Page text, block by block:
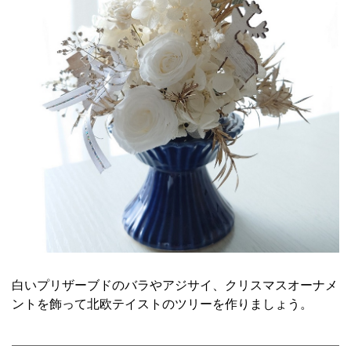
白いプリザーブドのバラやアジサイ、クリスマスオーナメ
ントを飾って北欧テイストのツリーを作りましょう。